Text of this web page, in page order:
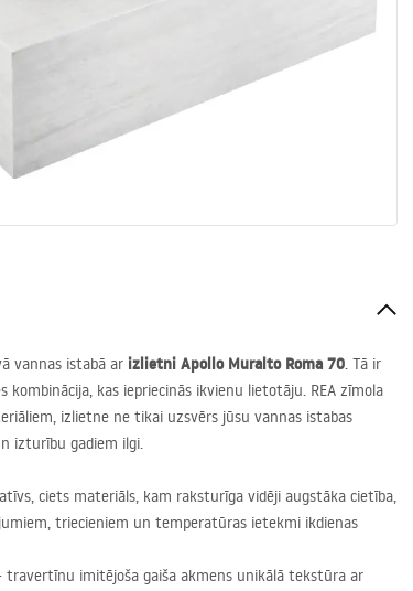
vannas istabā ar izlietni Apollo Muralto Roma 70. Tā ir
kas iepriecinās ikvienu lietotāju. REA zīmola
izlietne ne tikai uzsvērs jūsu vannas istabas
izturību gadiem ilgi.
ciets materiāls, kam raksturīga vidēji augstāka cietība,
triecieniem un temperatūras ietekmi ikdienas
imitējoša gaiša akmens unikālā tekstūra ar